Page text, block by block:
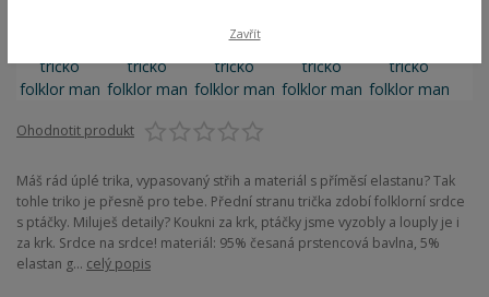
Ohodnotit produkt
Máš rád úplé trika, vypasovaný střih a materiál s příměsí elastanu? Tak
tohle triko je přesně pro tebe. Přední stranu trička zdobí folklorní srdce
s ptáčky. Miluješ detaily? Koukni za krk, ptáčky jsme vyzobly a louply je i
za krk. Srdce na srdce! materiál: 95% česaná prstencová bavlna, 5%
elastan g... celý popis
Zavřít